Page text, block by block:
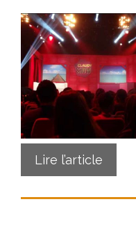
Lire l’article